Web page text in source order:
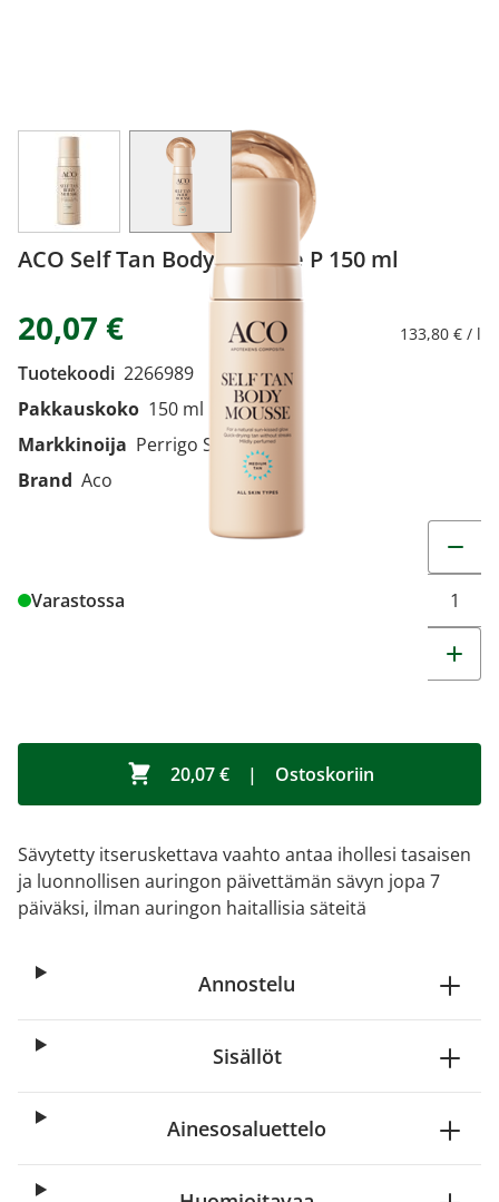
View larger imageView larger image
ACO Self Tan Body Mousse P 150 ml
20,07 € 133,80 € / l
Tuotekoodi 2266989
Pakkauskoko 150 ml
Markkinoija Perrigo Suomi Oy
Brand Aco
Varastossa
20,07 € | Ostoskoriin
Sävytetty itseruskettava vaahto antaa ihollesi tasaisen
ja luonnollisen auringon päivettämän sävyn jopa 7
päiväksi, ilman auringon haitallisia säteitä
Annostelu
Sisällöt
Ainesosaluettelo